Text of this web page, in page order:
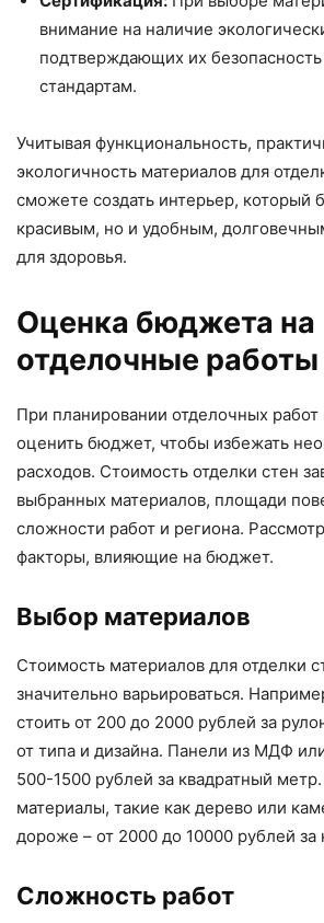
внимание на наличие
подтверждающих их безопасность
стандартам.
Учитывая функциональность,
экологичность материалов для
сможете создать интерьер, который
красивым, но и удобным,
для здоровья.
Оценка бюджета на
отделочные работы
При планировании отделочных работ
оценить бюджет, чтобы избежать
расходов. Стоимость отделки стен
выбранных материалов, площади
сложности работ и региона.
факторы, влияющие на бюджет.
Выбор материалов
Стоимость материалов для отделки
значительно варьироваться.
стоить от 200 до 2000 рублей за
от типа и дизайна. Панели из МДФ
500-1500 рублей за квадратный
материалы, такие как дерево или
дороже – от 2000 до 10000 рублей за
Сложность работ